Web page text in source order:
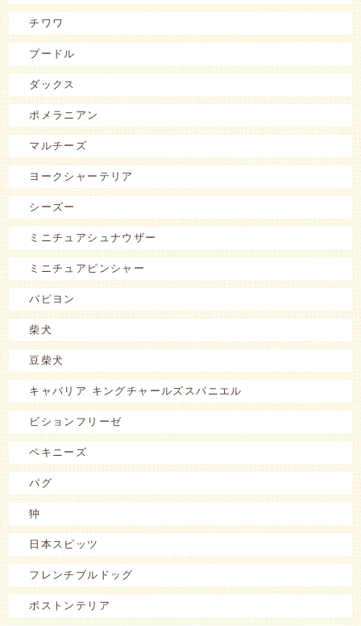
チワワ
プードル
ダックス
ポメラニアン
マルチーズ
ヨークシャーテリア
シーズー
ミニチュアシュナウザー
ミニチュアピンシャー
パピヨン
柴犬
豆柴犬
キャバリア キングチャールズスパニエル
ビションフリーゼ
ペキニーズ
パグ
狆
日本スピッツ
フレンチブルドッグ
ボストンテリア